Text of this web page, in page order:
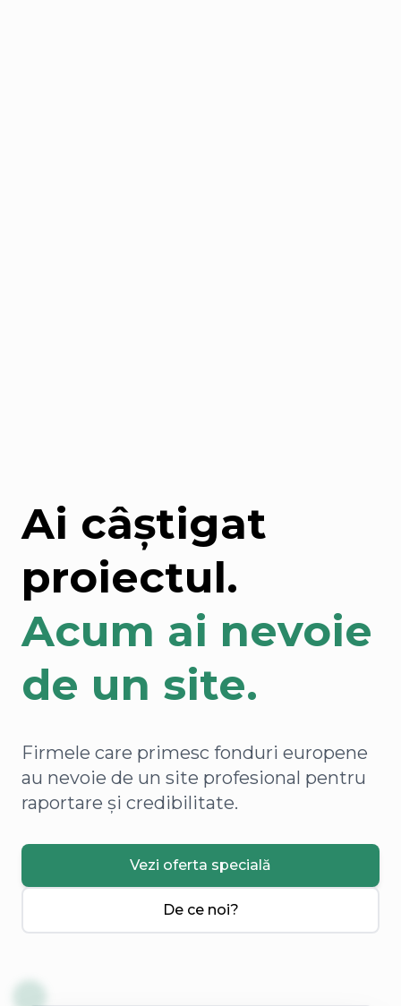
Ai câștigat
proiectul.
Acum ai nevoie
de un site.
Firmele care primesc fonduri europene
au nevoie de un site profesional pentru
raportare și credibilitate.
Vezi oferta specială
De ce noi?